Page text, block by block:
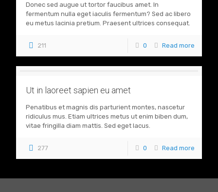
Donec sed augue ut tortor faucibus amet. In
fermentum nulla eget iaculis fermentum? Sed ac libero
eu metus lacinia pretium. Praesent ultrices consequat.
211 0 Read more
Ut in laoreet sapien eu amet
Penatibus et magnis dis parturient montes, nascetur
ridiculus mus. Etiam ultrices metus ut enim biben dum,
vitae fringilla diam mattis. Sed eget lacus.
277 0 Read more